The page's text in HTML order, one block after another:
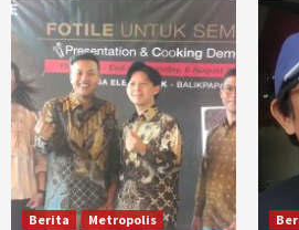
Berita Metropolis